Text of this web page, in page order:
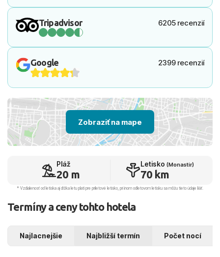
Tripadvisor 6205 recenzií
Google 2399 recenzií
Zobraziť na mape
Pláž
20 m
Letisko (Monastir)
70 km
* Vzdialenosť od letiska aj dľžka letu platí pre príletové letisko, pri inom odletovom letisku sa môžu tieto údaje líšiť.
Termíny a ceny tohto hotela
Najlacnejšie Najbližší termín Počet nocí